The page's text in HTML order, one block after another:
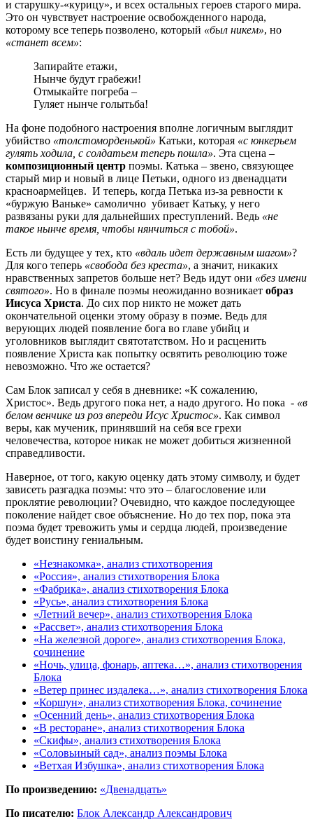
и старушку-«курицу», и всех остальных героев старого мира.
Это он чувствует настроение освобожденного народа,
которому все теперь позволено, который «был никем», но
«станет всем»:
Запирайте етажи,
Нынче будут грабежи!
Отмыкайте погреба –
Гуляет нынче голытьба!
На фоне подобного настроения вполне логичным выглядит
убийство «толстоморденькой» Катьки, которая «с юнкерьем
гулять ходила, с солдатьем теперь пошла». Эта сцена –
композиционный центр поэмы. Катька – звено, связующее
старый мир и новый в лице Петьки, одного из двенадцати
красноармейцев. И теперь, когда Петька из-за ревности к
«буржую Ваньке» самолично убивает Катьку, у него
развязаны руки для дальнейших преступлений. Ведь «не
такое нынче время, чтобы нянчиться с тобой».
Есть ли будущее у тех, кто «вдаль идет державным шагом»?
Для кого теперь «свобода без креста», а значит, никаких
нравственных запретов больше нет? Ведь идут они «без имени
святого». Но в финале поэмы неожиданно возникает образ
Иисуса Христа. До сих пор никто не может дать
окончательной оценки этому образу в поэме. Ведь для
верующих людей появление бога во главе убийц и
уголовников выглядит святотатством. Но и расценить
появление Христа как попытку освятить революцию тоже
невозможно. Что же остается?
Сам Блок записал у себя в дневнике: «К сожалению,
Христос». Ведь другого пока нет, а надо другого. Но пока - «в
белом венчике из роз впереди Исус Христос». Как символ
веры, как мученик, принявший на себя все грехи
человечества, которое никак не может добиться жизненной
справедливости.
Наверное, от того, какую оценку дать этому символу, и будет
зависеть разгадка поэмы: что это – благословение или
проклятие революции? Очевидно, что каждое последующее
поколение найдет свое объяснение. Но до тех пор, пока эта
поэма будет тревожить умы и сердца людей, произведение
будет воистину гениальным.
«Незнакомка», анализ стихотворения
«Россия», анализ стихотворения Блока
«Фабрика», анализ стихотворения Блока
«Русь», анализ стихотворения Блока
«Летний вечер», анализ стихотворения Блока
«Рассвет», анализ стихотворения Блока
«На железной дороге», анализ стихотворения Блока,
сочинение
«Ночь, улица, фонарь, аптека…», анализ стихотворения
Блока
«Ветер принес издалека…», анализ стихотворения Блока
«Коршун», анализ стихотворения Блока, сочинение
«Осенний день», анализ стихотворения Блока
«В ресторане», анализ стихотворения Блока
«Скифы», анализ стихотворения Блока
«Соловьиный сад», анализ поэмы Блока
«Ветхая Избушка», анализ стихотворения Блока
По произведению: «Двенадцать»
По писателю: Блок Александр Александрович